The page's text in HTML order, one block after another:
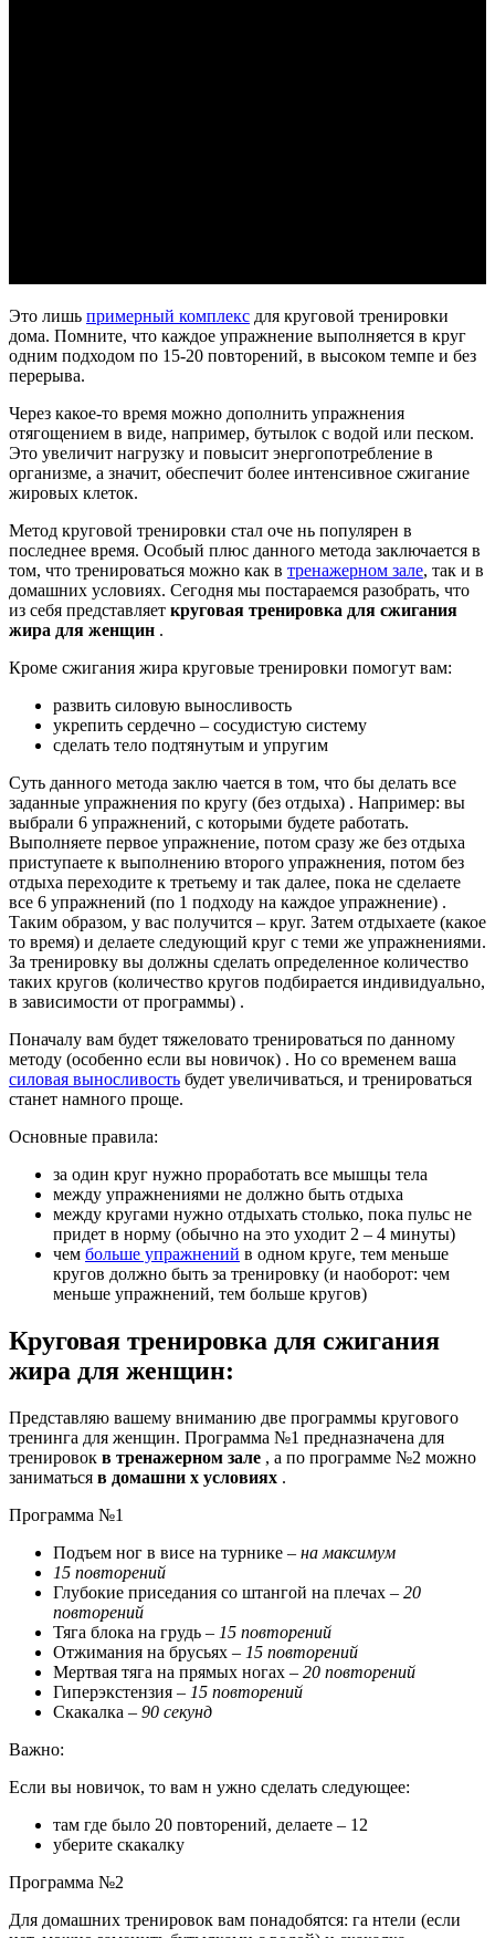
Это лишь примерный комплекс для круговой тренировки
дома. Помните, что каждое упражнение выполняется в круг
одним подходом по 15-20 повторений, в высоком темпе и без
перерыва.
Через какое-то время можно дополнить упражнения
отягощением в виде, например, бутылок с водой или песком.
Это увеличит нагрузку и повысит энергопотребление в
организме, а значит, обеспечит более интенсивное сжигание
жировых клеток.
Метод круговой тренировки стал оче нь популярен в
последнее время. Особый плюс данного метода заключается в
том, что тренироваться можно как в тренажерном зале, так и в
домашних условиях. Сегодня мы постараемся разобрать, что
из себя представляет круговая тренировка для сжигания
жира для женщин .
Кроме сжигания жира круговые тренировки помогут вам:
развить силовую выносливость
укрепить сердечно – сосудистую систему
сделать тело подтянутым и упругим
Суть данного метода заклю чается в том, что бы делать все
заданные упражнения по кругу (без отдыха) . Например: вы
выбрали 6 упражнений, с которыми будете работать.
Выполняете первое упражнение, потом сразу же без отдыха
приступаете к выполнению второго упражнения, потом без
отдыха переходите к третьему и так далее, пока не сделаете
все 6 упражнений (по 1 подходу на каждое упражнение) .
Таким образом, у вас получится – круг. Затем отдыхаете (какое
то время) и делаете следующий круг с теми же упражнениями.
За тренировку вы должны сделать определенное количество
таких кругов (количество кругов подбирается индивидуально,
в зависимости от программы) .
Поначалу вам будет тяжеловато тренироваться по данному
методу (особенно если вы новичок) . Но со временем ваша
силовая выносливость будет увеличиваться, и тренироваться
станет намного проще.
Основные правила:
за один круг нужно проработать все мышцы тела
между упражнениями не должно быть отдыха
между кругами нужно отдыхать столько, пока пульс не
придет в норму (обычно на это уходит 2 – 4 минуты)
чем больше упражнений в одном круге, тем меньше
кругов должно быть за тренировку (и наоборот: чем
меньше упражнений, тем больше кругов)
Круговая тренировка для сжигания
жира для женщин:
Представляю вашему вниманию две программы кругового
тренинга для женщин. Программа №1 предназначена для
тренировок в тренажерном зале , а по программе №2 можно
заниматься в домашни х условиях .
Программа №1
Подъем ног в висе на турнике – на максимум
15 повторений
Глубокие приседания со штангой на плечах – 20
повторений
Тяга блока на грудь – 15 повторений
Отжимания на брусьях – 15 повторений
Мертвая тяга на прямых ногах – 20 повторений
Гиперэкстензия – 15 повторений
Скакалка – 90 секунд
Важно:
Если вы новичок, то вам н ужно сделать следующее:
там где было 20 повторений, делаете – 12
уберите скакалку
Программа №2
Для домашних тренировок вам понадобятся: га нтели (если